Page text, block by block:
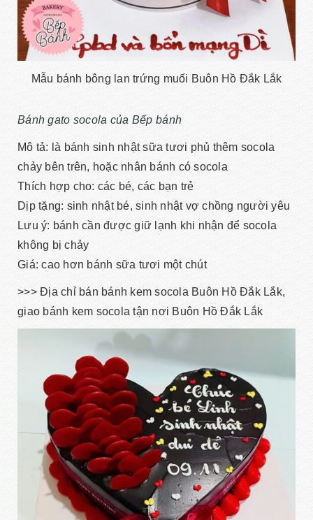
Mẫu bánh bông lan trứng muối Buôn Hồ Đắk Lắk
Bánh gato socola của Bếp bánh
Mô tả: là bánh sinh nhật sữa tươi phủ thêm socola
chảy bên trên, hoặc nhân bánh có socola
Thích hợp cho: các bé, các bạn trẻ
Dịp tặng: sinh nhật bé, sinh nhật vợ chồng người yêu
Lưu ý: bánh cần được giữ lạnh khi nhận để socola
không bị chảy
Giá: cao hơn bánh sữa tươi một chút
>>> Địa chỉ bán bánh kem socola Buôn Hồ Đắk Lắk,
giao bánh kem socola tận nơi Buôn Hồ Đắk Lắk